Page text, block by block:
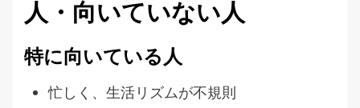
人・向いていない人
特に向いている人
忙しく、生活リズムが不規則